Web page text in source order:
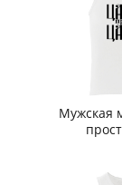
Мужская